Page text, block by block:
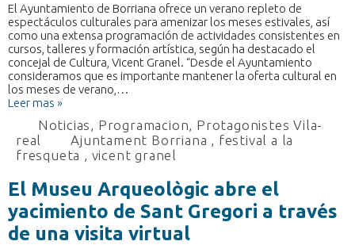
El Ayuntamiento de Borriana ofrece un verano repleto de
espectáculos culturales para amenizar los meses estivales, así
como una extensa programación de actividades consistentes en
cursos, talleres y formación artística, según ha destacado el
concejal de Cultura, Vicent Granel. “Desde el Ayuntamiento
consideramos que es importante mantener la oferta cultural en
los meses de verano,…
Leer mas »
Noticias Programacion
Protagonistes Vila-
real
Ajuntament Borriana
festival a la
fresqueta
vicent granel
El Museu Arqueològic abre el
yacimiento de Sant Gregori a través
de una visita virtual